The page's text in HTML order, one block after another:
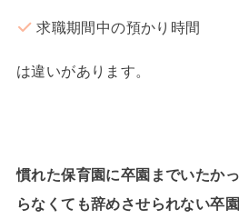
求職期間中の預かり時間
は違いがあります。
慣れた保育園に卒園までいたか
らなくても辞めさせられない卒